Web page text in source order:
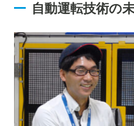
自動運転技術の